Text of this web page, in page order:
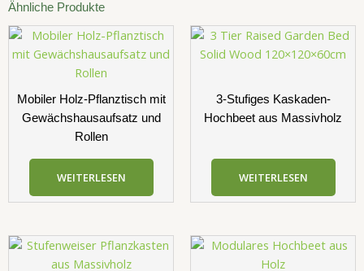
Ähnliche Produkte
Mobiler Holz-Pflanztisch mit
Gewächshausaufsatz und
Rollen
WEITERLESEN
3-Stufiges Kaskaden-
Hochbeet aus Massivholz
WEITERLESEN